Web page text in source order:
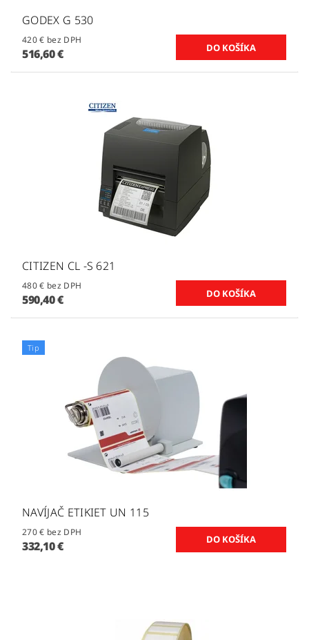
GODEX G 530
420 € bez DPH
516,60 €
CITIZEN CL -S 621
480 € bez DPH
590,40 €
Tip
NAVÍJAČ ETIKIET UN 115
270 € bez DPH
332,10 €